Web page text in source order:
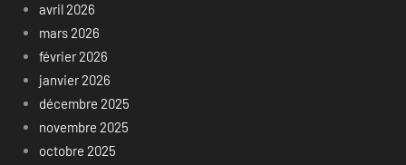
avril 2026
mars 2026
février 2026
janvier 2026
décembre 2025
novembre 2025
octobre 2025